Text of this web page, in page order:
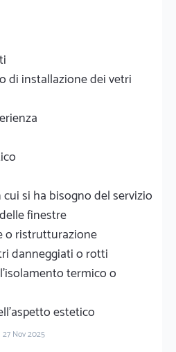
di installazione dei vetri
si ha bisogno del servizio
finestre
o ristrutturazione
danneggiati o rotti
termico o
estetico
27 Nov 2025